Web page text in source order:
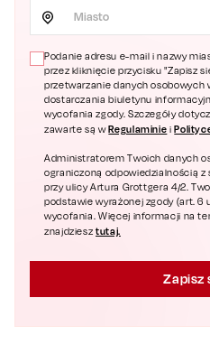
Miasto
Podanie adresu e-mail i nazwy
przez kliknięcie przycisku "Zapisz
przetwarzanie danych osobowych
dostarczania biuletynu
wycofania zgody. Szczegóły
zawarte są wRegulaminie i
Administratorem Twoich danych
ograniczoną odpowiedzialnością z
przy ulicy Artura Grottgera 4/2.
podstawie wyrażonej zgody (art. 6
wycofania. Więcej informacji na
znajdziesztutaj.
Zapisz